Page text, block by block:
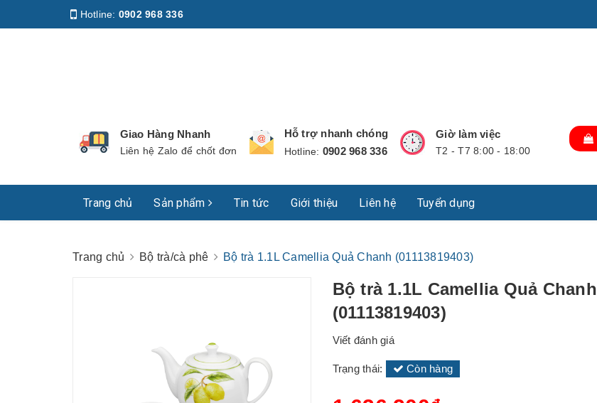
Hotline: 0902 968 336
Giao Hàng Nhanh
Liên hệ Zalo để chốt đơn
Hỗ trợ nhanh chóng
Hotline: 0902 968 336
Giờ làm việc
T2 - T7 8:00 - 18:00
Trang chủ Sản phẩm Tin tức Giới thiệu Liên hệ Tuyển dụng
Trang chủ Bộ trà/cà phê Bộ trà 1.1L Camellia Quả Chanh (01113819403)
Bộ trà 1.1L Camellia Quả Chanh
(01113819403)
Viết đánh giá
Trạng thái: Còn hàng